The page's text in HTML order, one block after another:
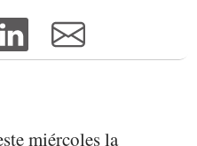
miércoles la